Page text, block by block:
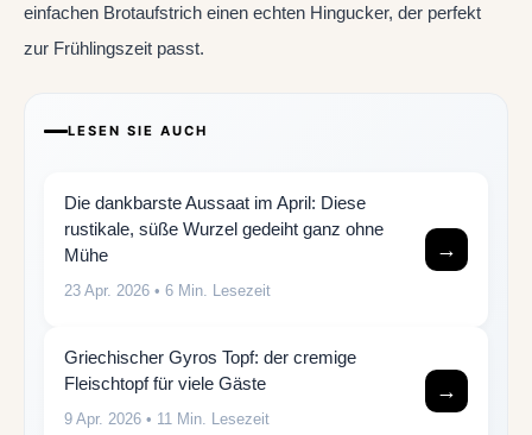
einfachen Brotaufstrich einen echten Hingucker, der perfekt
zur Frühlingszeit passt.
LESEN SIE AUCH
Die dankbarste Aussaat im April: Diese
rustikale, süße Wurzel gedeiht ganz ohne
Mühe
23 Apr. 2026 • 6 Min. Lesezeit
→
Griechischer Gyros Topf: der cremige
Fleischtopf für viele Gäste
9 Apr. 2026 • 11 Min. Lesezeit
→